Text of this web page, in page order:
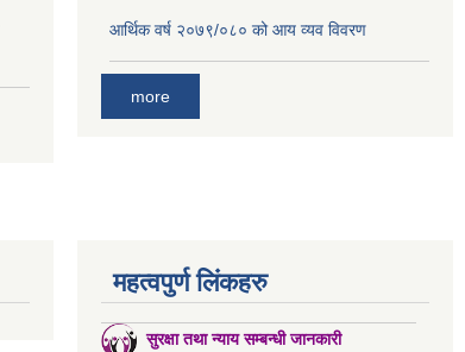
आर्थिक वर्ष २०७९/०८० को आय व्यव विवरण
more
महत्वपुर्ण लिंकहरु
सुरक्षा तथा न्याय सम्बन्धी जानकारी